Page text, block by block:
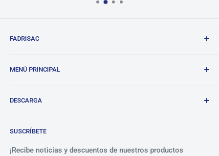
FADRISAC
MENÚ PRINCIPAL
Tienda
Beneficios
Nosotros
DESCARGA
Política de Privacidad
SUSCRÍBETE
¡Recibe noticias y descuentos de nuestros productos